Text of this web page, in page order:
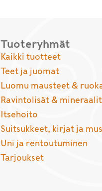
Tuoteryhmät
Kaikki tuotteet
Teet ja juomat
Luomu mausteet &
Ravintolisät & mineraalit
Itsehoito
Suitsukkeet, kirjat ja
Uni ja rentoutuminen
Tarjoukset